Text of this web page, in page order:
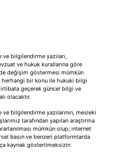
bilgilendirme yazıları,
ve hukuk kurallarına göre
değişim göstermesi mümkün
bir konu ile hukuki bilgi
geçerek güncel bilgi ve
olacaktır.
bilgilendirme yazılarının, mesleki
tarafından yapılan araştırma
mümkün olup; internet
basın ve benzeri platformlarda
kaynak gösterilmeksizin